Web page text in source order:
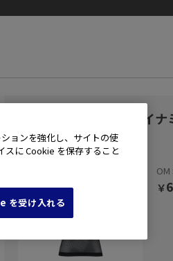
【ウィメンズ】 ドライナ
トップ MIV01278
OM
￥
ョンを強化し、サイトの使
スに Cookie を保存すること
を受け入れる